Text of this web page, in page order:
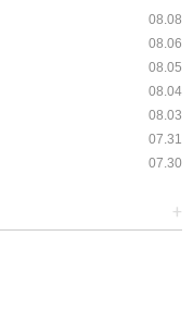
08.08
08.06
08.05
08.04
08.03
07.31
07.30
+